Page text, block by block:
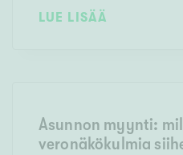
LUE LISÄÄ
Asunnon myynti:
veronäkökulmia